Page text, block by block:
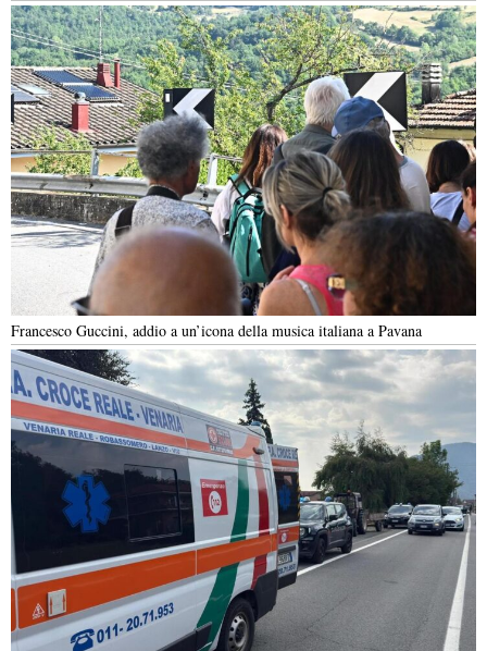
Francesco Guccini, addio a un’icona della musica italiana a Pavana